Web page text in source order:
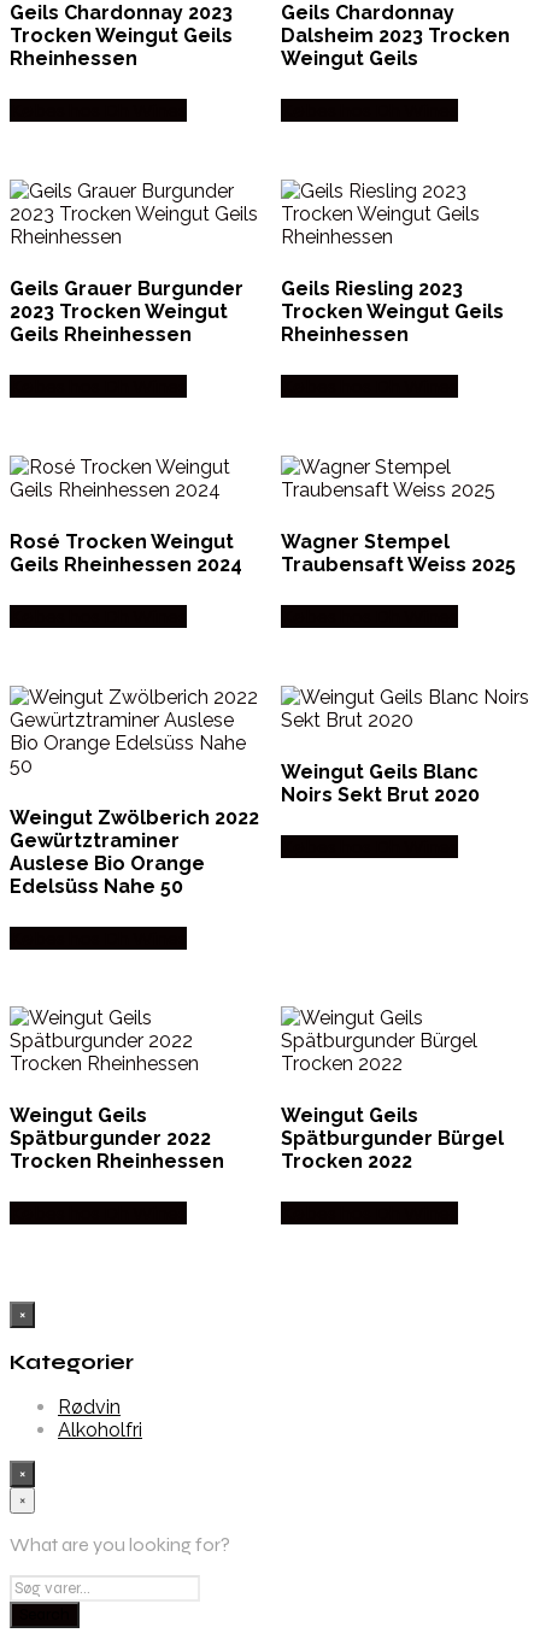
Geils Chardonnay 2023
Trocken Weingut Geils
Rheinhessen
Geils Chardonnay
Dalsheim 2023 Trocken
Weingut Geils
Geils Grauer Burgunder
2023 Trocken Weingut
Geils Rheinhessen
Geils Riesling 2023
Trocken Weingut Geils
Rheinhessen
Rosé Trocken Weingut
Geils Rheinhessen 2024
Wagner Stempel
Traubensaft Weiss 2025
Weingut Zwölberich 2022
Gewürtztraminer
Auslese Bio Orange
Edelsüss Nahe 50
Weingut Geils Blanc
Noirs Sekt Brut 2020
Weingut Geils
Spätburgunder 2022
Trocken Rheinhessen
Weingut Geils
Spätburgunder Bürgel
Trocken 2022
×
Kategorier
Rødvin
Alkoholfri
×
×
What are you looking for?